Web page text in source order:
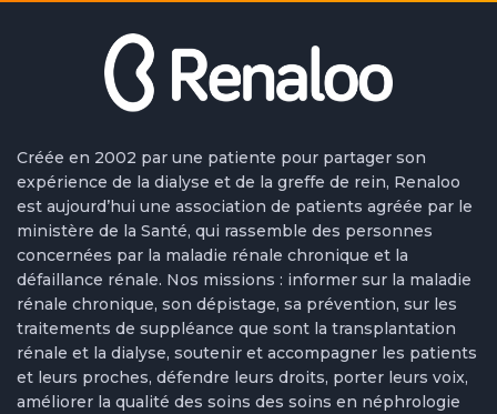
Créée en 2002 par une patiente pour partager son
expérience de la dialyse et de la greffe de rein, Renaloo
est aujourd’hui une association de patients agréée par le
ministère de la Santé, qui rassemble des personnes
concernées par la maladie rénale chronique et la
défaillance rénale. Nos missions : informer sur la maladie
rénale chronique, son dépistage, sa prévention, sur les
traitements de suppléance que sont la transplantation
rénale et la dialyse, soutenir et accompagner les patients
et leurs proches, défendre leurs droits, porter leurs voix,
améliorer la qualité des soins des soins en néphrologie